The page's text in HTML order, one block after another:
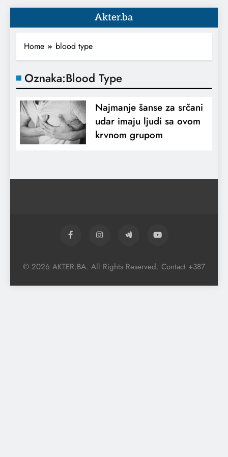
Akter.ba
Home blood type
Oznaka:Blood Type
Najmanje šanse za srčani
udar imaju ljudi sa ovom
krvnom grupom
© 2026 AKTER.BA. All Rights Reserved. Contact +387